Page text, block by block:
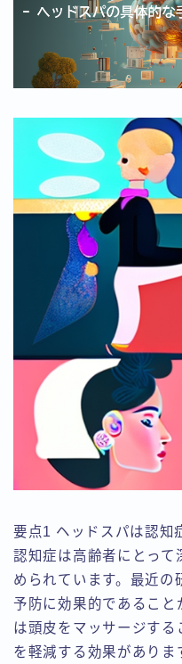
要点1 ヘッドスパは認知
認知症は高齢者にとって
められています。最近の
予防に効果的であること
は頭皮をマッサージする
を軽減する効果がありま